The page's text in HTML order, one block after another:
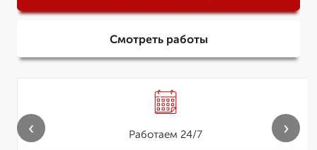
Смотреть работы
Работаем 24/7
‹ ›